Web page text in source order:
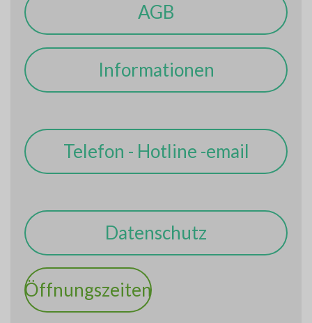
AGB
Informationen
Telefon - Hotline -email
Datenschutz
Öffnungszeiten